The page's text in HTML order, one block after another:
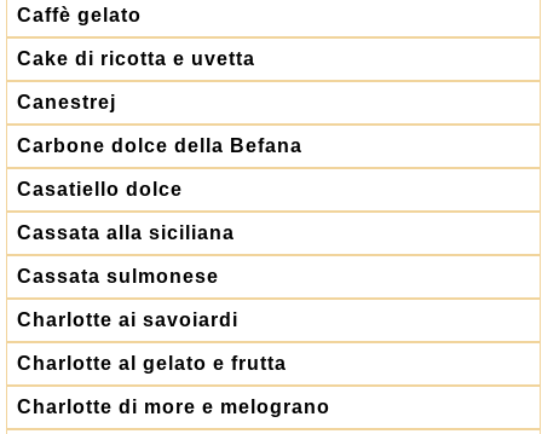
Caffè gelato
Cake di ricotta e uvetta
Canestrej
Carbone dolce della Befana
Casatiello dolce
Cassata alla siciliana
Cassata sulmonese
Charlotte ai savoiardi
Charlotte al gelato e frutta
Charlotte di more e melograno